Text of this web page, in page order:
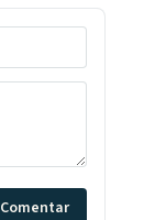
Comentar